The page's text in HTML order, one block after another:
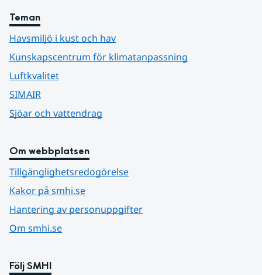
Teman
Havsmiljö i kust och hav
Kunskapscentrum för klimatanpassning
Luftkvalitet
SIMAIR
Sjöar och vattendrag
Om webbplatsen
Tillgänglighetsredogörelse
Kakor på smhi.se
Hantering av personuppgifter
Om smhi.se
Följ SMHI